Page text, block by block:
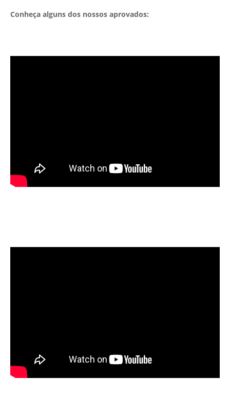
Conheça alguns dos nossos aprovados: